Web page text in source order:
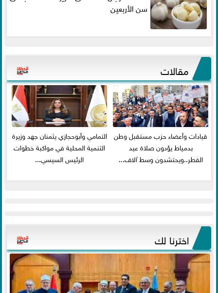
سن الأربعين
مقالات
قيادات وأعضاء حزب مستقبل وطن
بدمياط يؤدون صلاة عيد
الفطر..ويحتشدون وسط آلاف...
التمامي وأبوحجازي يثمنان جهد وزيرة
التنمية المحلية في مواكبة خطوات
الرئيس السيسي...
اخترنا لك